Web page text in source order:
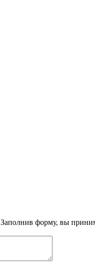
Заполнив форму, вы